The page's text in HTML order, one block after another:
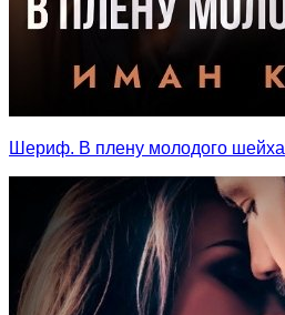
Шериф. В плену молодого шейха